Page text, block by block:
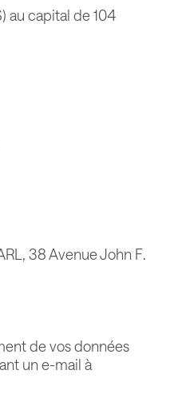
au capital de 104
38 Avenue John F.
de vos données
un e-mail à